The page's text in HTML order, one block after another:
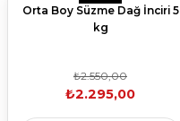
Orta Boy Süzme Dağ İnciri 5
kg
₺2.550,00
₺2.295,00